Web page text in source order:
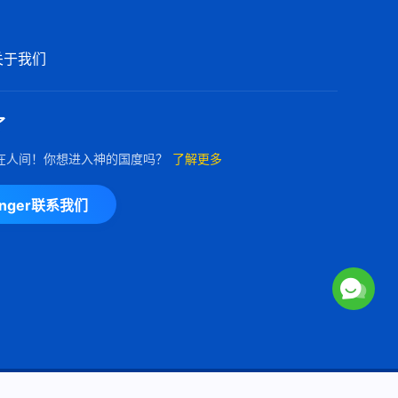
5:59
基督教会合唱诗歌《我在神的刑
于我们
间！你想进入神的国度吗？ 了解更多
联系我们